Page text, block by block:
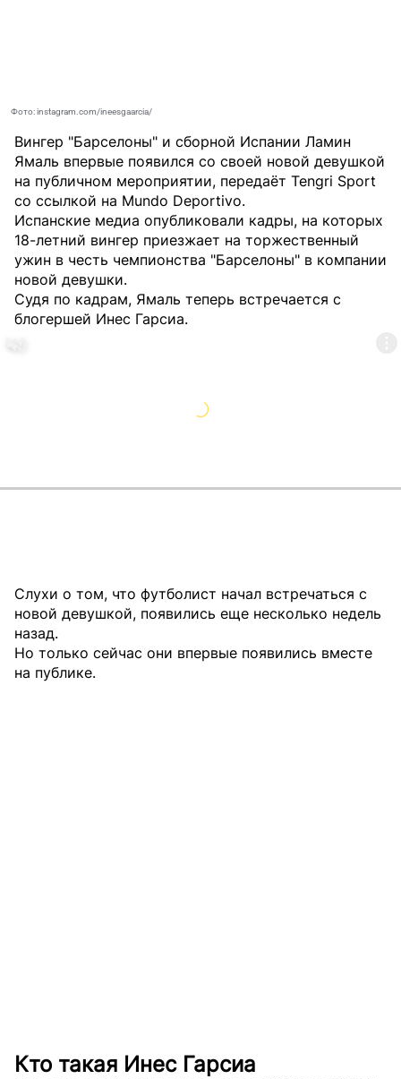
Фото: instagram.com/ineesgaarcia/
Вингер "Барселоны" и сборной Испании Ламин
Ямаль впервые появился со своей новой девушкой
на публичном мероприятии, передаёт Tengri Sport
со ссылкой на Mundo Deportivo.
Испанские медиа опубликовали кадры, на которых
18-летний вингер приезжает на торжественный
ужин в честь чемпионства "Барселоны" в компании
новой девушки.
Судя по кадрам, Ямаль теперь встречается с
блогершей Инес Гарсиа.
Слухи о том, что футболист начал встречаться с
новой девушкой, появились еще несколько недель
назад.
Но только сейчас они впервые появились вместе
на публике.
Кто такая Инес Гарсиа